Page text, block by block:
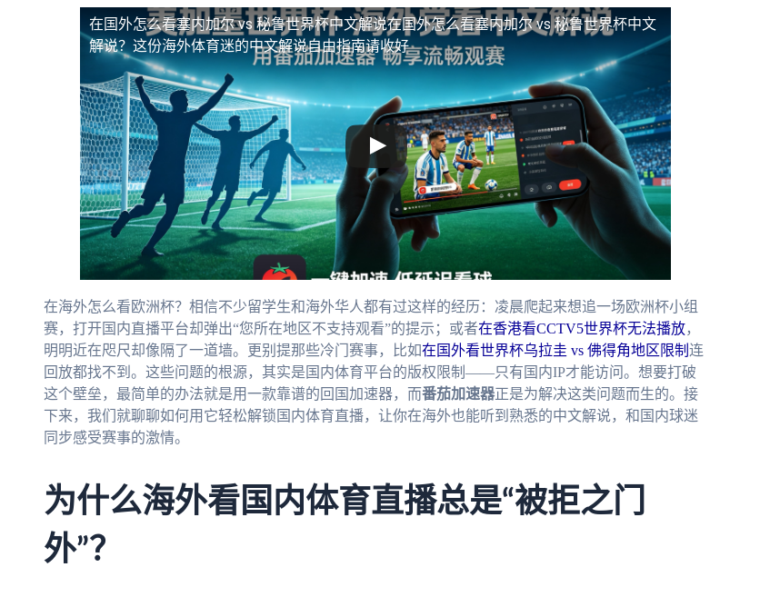
在国外怎么看塞内加尔 vs 秘鲁世界杯中文解说在国外怎么看塞内加尔 vs 秘鲁世界杯中文
解说？这份海外体育迷的中文解说自由指南请收好
在海外怎么看欧洲杯？相信不少留学生和海外华人都有过这样的经历：凌晨爬起来想追一场欧洲杯小组
赛，打开国内直播平台却弹出“您所在地区不支持观看”的提示；或者在香港看CCTV5世界杯无法播放，
明明近在咫尺却像隔了一道墙。更别提那些冷门赛事，比如在国外看世界杯乌拉圭 vs 佛得角地区限制 连
回放都找不到。这些问题的根源，其实是国内体育平台的版权限制——只有国内IP才能访问。想要打破
这个壁垒，最简单的办法就是用一款靠谱的回国加速器，而番茄加速器正是为解决这类问题而生的。接
下来，我们就聊聊如何用它轻松解锁国内体育直播，让你在海外也能听到熟悉的中文解说，和国内球迷
同步感受赛事的激情。
为什么海外看国内体育直播总是“被拒之门
外”？